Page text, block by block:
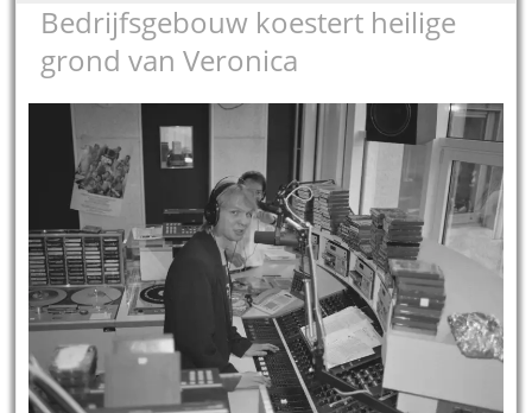
Bedrijfsgebouw koestert heilige
grond van Veronica